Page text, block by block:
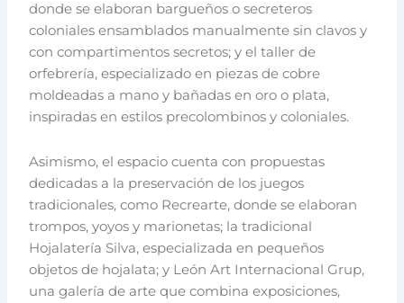
donde se elaboran bargueños o secreteros
coloniales ensamblados manualmente sin clavos y
con compartimentos secretos; y el taller de
orfebrería, especializado en piezas de cobre
moldeadas a mano y bañadas en oro o plata,
inspiradas en estilos precolombinos y coloniales.
Asimismo, el espacio cuenta con propuestas
dedicadas a la preservación de los juegos
tradicionales, como Recrearte, donde se elaboran
trompos, yoyos y marionetas; la tradicional
Hojalatería Silva, especializada en pequeños
objetos de hojalata; y León Art Internacional Grup,
una galería de arte que combina exposiciones,